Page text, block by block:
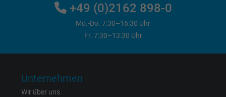
1 Minute
Cookie von Google für Website-Analysen.
Name
+49 (0)2162 898-0
Mo.-Do. 7:30–16:30 Uhr
Fr. 7:30–13:30 Uhr
Unternehmen
Wir über uns